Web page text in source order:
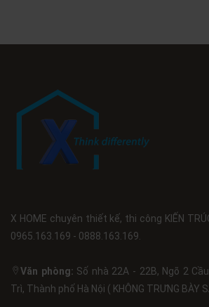
X HOME chuyên thiết kế, thi công KIẾN
0965.163.169 - 0888.163.169.
Văn phòng: Số nhà 22A - 22B, Ngõ 2
Trì, Thành phố Hà Nội ( KHÔNG TRƯNG BÀY